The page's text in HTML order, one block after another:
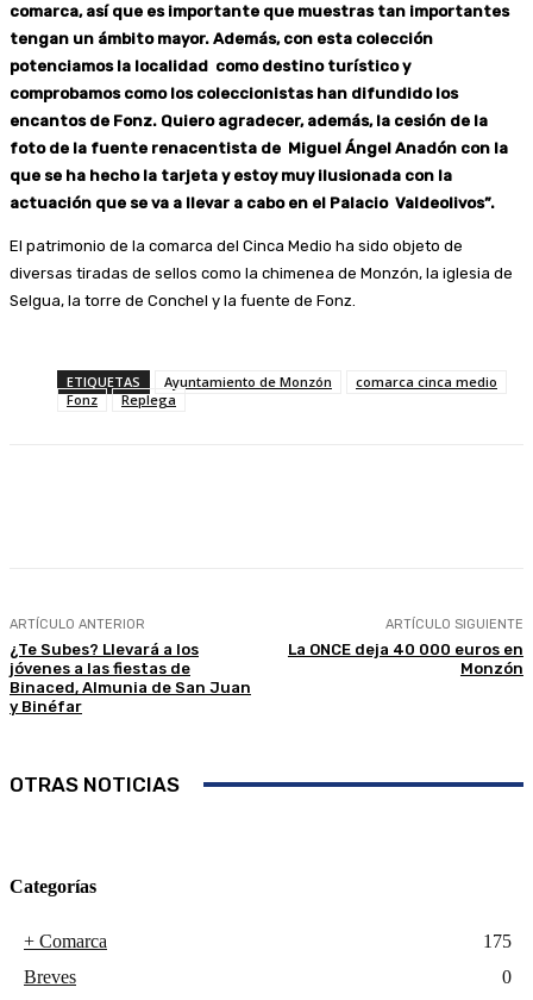
comarca, así que es importante que muestras tan importantes
tengan un ámbito mayor. Además, con esta colección
potenciamos la localidad como destino turístico y
comprobamos como los coleccionistas han difundido los
encantos de Fonz. Quiero agradecer, además, la cesión de la
foto de la fuente renacentista de Miguel Ángel Anadón con la
que se ha hecho la tarjeta y estoy muy ilusionada con la
actuación que se va a llevar a cabo en el Palacio Valdeolivos”.
El patrimonio de la comarca del Cinca Medio ha sido objeto de
diversas tiradas de sellos como la chimenea de Monzón, la iglesia de
Selgua, la torre de Conchel y la fuente de Fonz.
ETIQUETAS Ayuntamiento de Monzón
comarca cinca medio
Fonz
Replega
ARTÍCULO ANTERIOR
¿Te Subes? Llevará a los
jóvenes a las fiestas de
Binaced, Almunia de San Juan
y Binéfar
ARTÍCULO SIGUIENTE
La ONCE deja 40 000 euros en
Monzón
OTRAS NOTICIAS
Categorías
+ Comarca
175
Breves
0